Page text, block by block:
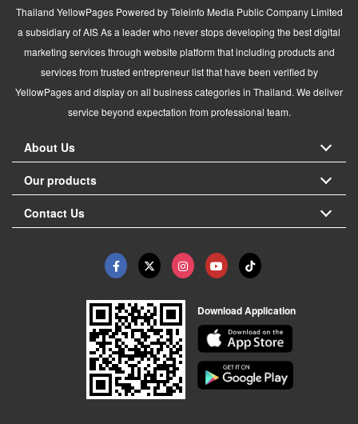
Thailand YellowPages Powered by Teleinfo Media Public Company Limited
a subsidiary of AIS As a leader who never stops developing the best digital
marketing services through website platform that including products and
services from trusted entrepreneur list that have been verified by
YellowPages and display on all business categories in Thailand. We deliver
service beyond expectation from professional team.
About Us
Our products
Contact Us
Download Application